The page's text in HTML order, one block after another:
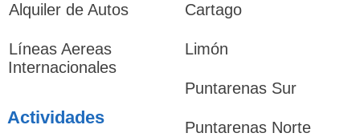
Alquiler de Autos
Líneas Aereas
Internacionales
Actividades
Cartago
Limón
Puntarenas Sur
Puntarenas Norte